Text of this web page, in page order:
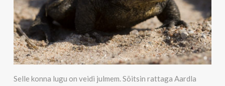
Selle konna lugu on veidi julmem. Sõitsin rattaga Aardla